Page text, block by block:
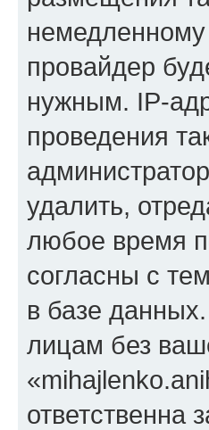
провайдер
нужным. IP-
проведения
удалить,
любое время
согласны с
в базе
лицам без
ответственна